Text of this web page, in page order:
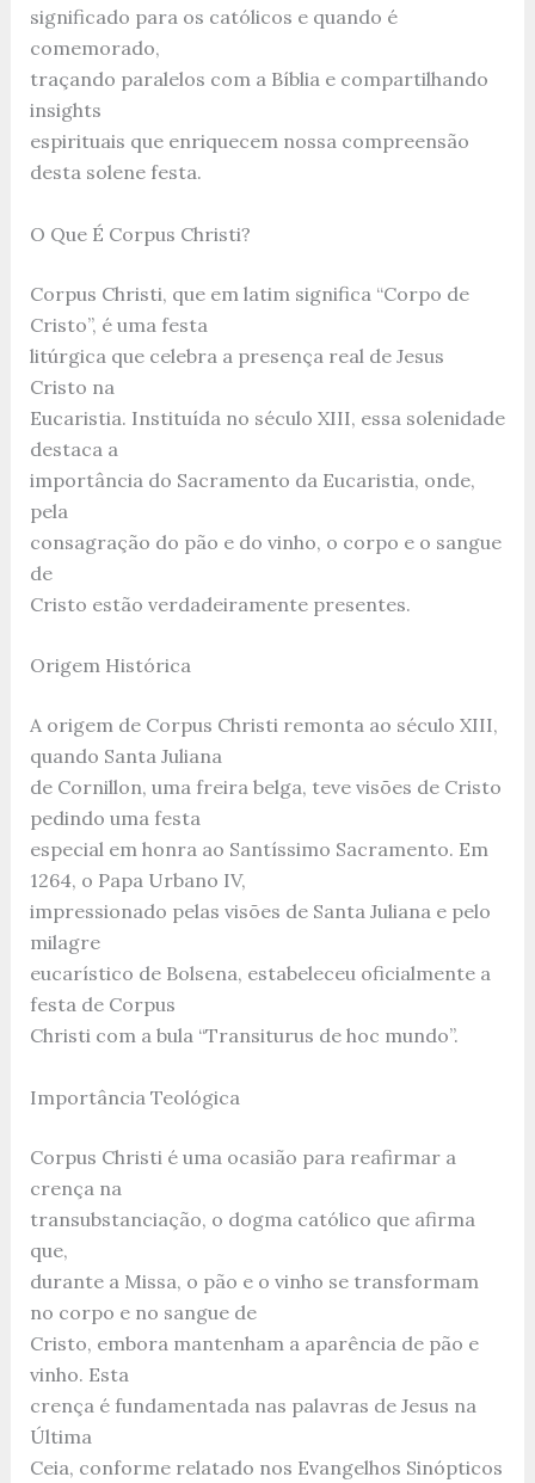
significado para os católicos e quando é
comemorado,
traçando paralelos com a Bíblia e compartilhando
insights
espirituais que enriquecem nossa compreensão
desta solene festa.
O Que É Corpus Christi?
Corpus Christi, que em latim significa “Corpo de
Cristo”, é uma festa
litúrgica que celebra a presença real de Jesus
Cristo na
Eucaristia. Instituída no século XIII, essa solenidade
destaca a
importância do Sacramento da Eucaristia, onde,
pela
consagração do pão e do vinho, o corpo e o sangue
de
Cristo estão verdadeiramente presentes.
Origem Histórica
A origem de Corpus Christi remonta ao século XIII,
quando Santa Juliana
de Cornillon, uma freira belga, teve visões de Cristo
pedindo uma festa
especial em honra ao Santíssimo Sacramento. Em
1264, o Papa Urbano IV,
impressionado pelas visões de Santa Juliana e pelo
milagre
eucarístico de Bolsena, estabeleceu oficialmente a
festa de Corpus
Christi com a bula “Transiturus de hoc mundo”.
Importância Teológica
Corpus Christi é uma ocasião para reafirmar a
crença na
transubstanciação, o dogma católico que afirma
que,
durante a Missa, o pão e o vinho se transformam
no corpo e no sangue de
Cristo, embora mantenham a aparência de pão e
vinho. Esta
crença é fundamentada nas palavras de Jesus na
Última
Ceia, conforme relatado nos Evangelhos Sinópticos